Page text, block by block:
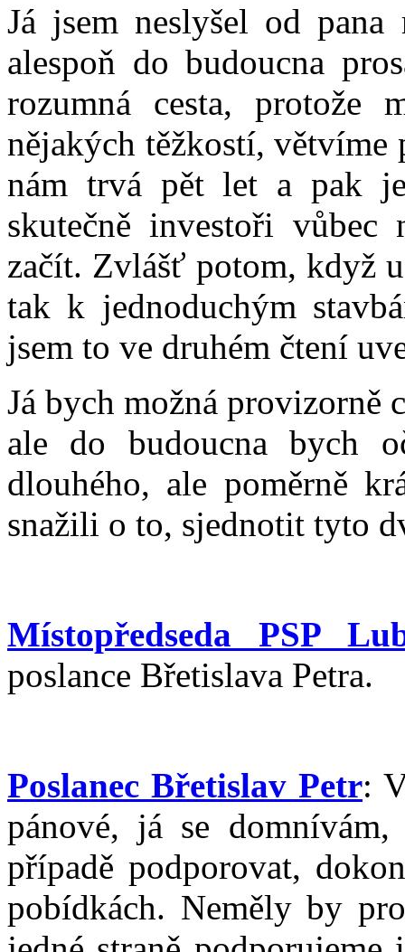
Já jsem neslyšel od
alespoň do budoucna
rozumná cesta, protože
nějakých těžkostí, větvíme
nám trvá pět let a pak
skutečně investoři
začít. Zvlášť potom, když
tak k jednoduchým
jsem to ve druhém čtení
Já bych možná provizorně
ale do budoucna bych
dlouhého, ale poměrně
snažili o to, sjednotit tyto
Místopředseda PSP
poslance Břetislava Petra.
Poslanec Břetislav Petr:
pánové, já se
případě podporovat,
pobídkách. Neměly by